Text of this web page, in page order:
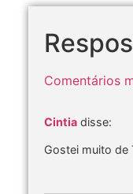
Comentários
Cintia disse:
Gostei muito de